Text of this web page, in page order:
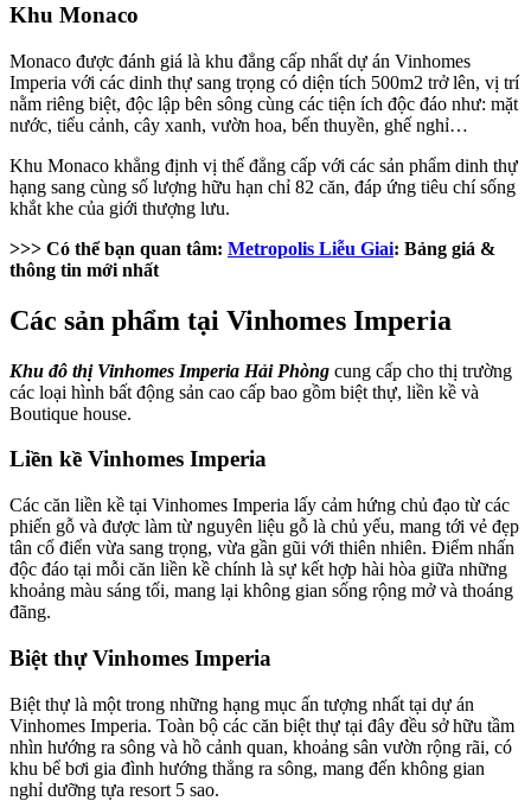
Khu Monaco
Monaco được đánh giá là khu đẳng cấp nhất dự án Vinhomes
Imperia với các dinh thự sang trọng có diện tích 500m2 trở lên, vị trí
nằm riêng biệt, độc lập bên sông cùng các tiện ích độc đáo như: mặt
nước, tiểu cảnh, cây xanh, vườn hoa, bến thuyền, ghế nghỉ…
Khu Monaco khẳng định vị thế đẳng cấp với các sản phẩm dinh thự
hạng sang cùng số lượng hữu hạn chỉ 82 căn, đáp ứng tiêu chí sống
khắt khe của giới thượng lưu.
>>> Có thể bạn quan tâm: Metropolis Liễu Giai: Bảng giá &
thông tin mới nhất
Các sản phẩm tại Vinhomes Imperia
Khu đô thị Vinhomes Imperia Hải Phòng cung cấp cho thị trường
các loại hình bất động sản cao cấp bao gồm biệt thự, liền kề và
Boutique house.
Liền kề Vinhomes Imperia
Các căn liền kề tại Vinhomes Imperia lấy cảm hứng chủ đạo từ các
phiến gỗ và được làm từ nguyên liệu gỗ là chủ yếu, mang tới vẻ đẹp
tân cổ điển vừa sang trọng, vừa gần gũi với thiên nhiên. Điểm nhấn
độc đáo tại mỗi căn liền kề chính là sự kết hợp hài hòa giữa những
khoảng màu sáng tối, mang lại không gian sống rộng mở và thoáng
đãng.
Biệt thự Vinhomes Imperia
Biệt thự là một trong những hạng mục ấn tượng nhất tại dự án
Vinhomes Imperia. Toàn bộ các căn biệt thự tại đây đều sở hữu tầm
nhìn hướng ra sông và hồ cảnh quan, khoảng sân vườn rộng rãi, có
khu bể bơi gia đình hướng thẳng ra sông, mang đến không gian
nghỉ dưỡng tựa resort 5 sao.